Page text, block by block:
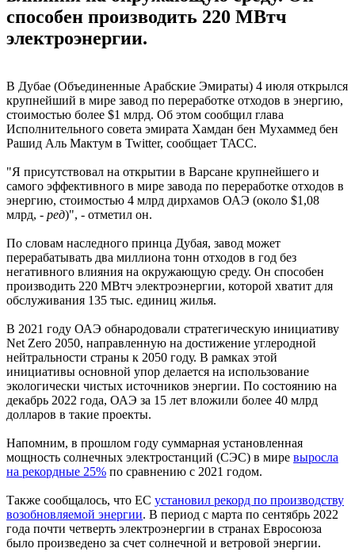
способен производить 220 МВтч
электроэнергии.
В Дубае (Объединенные Арабские Эмираты) 4 июля открылся
крупнейший в мире завод по переработке отходов в энергию,
стоимостью более $1 млрд. Об этом сообщил глава
Исполнительного совета эмирата Хамдан бен Мухаммед бен
Рашид Аль Мактум в Twitter, сообщает ТАСС.
"Я присутствовал на открытии в Варсане крупнейшего и
самого эффективного в мире завода по переработке отходов в
энергию, стоимостью 4 млрд дирхамов ОАЭ (около $1,08
млрд, - ред)", - отметил он.
По словам наследного принца Дубая, завод может
перерабатывать два миллиона тонн отходов в год без
негативного влияния на окружающую среду. Он способен
производить 220 МВтч электроэнергии, которой хватит для
обслуживания 135 тыс. единиц жилья.
В 2021 году ОАЭ обнародовали стратегическую инициативу
Net Zero 2050, направленную на достижение углеродной
нейтральности страны к 2050 году. В рамках этой
инициативы основной упор делается на использование
экологически чистых источников энергии. По состоянию на
декабрь 2022 года, ОАЭ за 15 лет вложили более 40 млрд
долларов в такие проекты.
Напомним, в прошлом году суммарная установленная
мощность солнечных электростанций (СЭС) в мире выросла
на рекордные 25% по сравнению с 2021 годом.
Также сообщалось, что ЕС установил рекорд по производству
возобновляемой энергии. В период с марта по сентябрь 2022
года почти четверть электроэнергии в странах Евросоюза
было произведено за счет солнечной и ветровой энергии.